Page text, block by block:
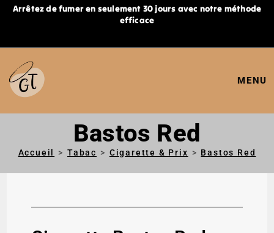
Arrêtez de fumer en seulement 30 jours avec notre méthode
efficace
MENU
Bastos Red
Accueil > Tabac > Cigarette & Prix > Bastos Red